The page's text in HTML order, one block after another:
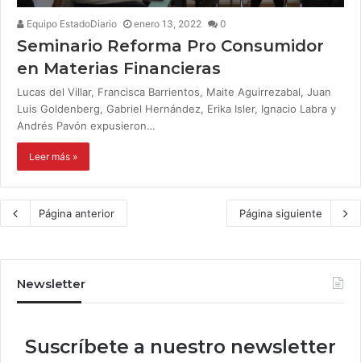
Equipo EstadoDiario enero 13, 2022 0
Seminario Reforma Pro Consumidor
en Materias Financieras
Lucas del Villar, Francisca Barrientos, Maite Aguirrezabal, Juan
Luis Goldenberg, Gabriel Hernández, Erika Isler, Ignacio Labra y
Andrés Pavón expusieron…
Leer más »
Página anterior Página siguiente
Newsletter
Suscríbete a nuestro newsletter